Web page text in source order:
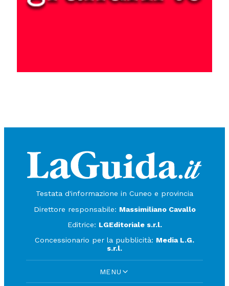
Testata d'informazione in Cuneo e provincia
Direttore responsabile: Massimiliano Cavallo
Editrice: LGEditoriale s.r.l.
Concessionario per la pubblicità: Media L.G.
s.r.l.
MENU